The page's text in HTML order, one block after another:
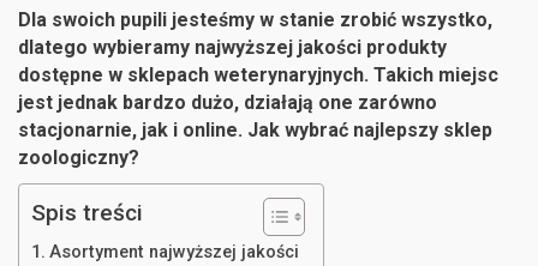
Dla swoich pupili jesteśmy w stanie zrobić wszystko,
dlatego wybieramy najwyższej jakości produkty
dostępne w sklepach weterynaryjnych. Takich miejsc
jest jednak bardzo dużo, działają one zarówno
stacjonarnie, jak i online. Jak wybrać najlepszy sklep
zoologiczny?
Spis treści
Asortyment najwyższej jakości